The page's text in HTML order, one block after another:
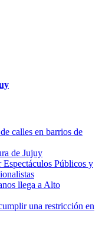
calles en barrios de
de Jujuy
Públicos y
llega a Alto
una restricción en